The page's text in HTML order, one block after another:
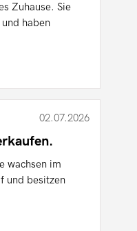
Zuhause. Sie
haben
02.07.2026
wachsen im
und besitzen